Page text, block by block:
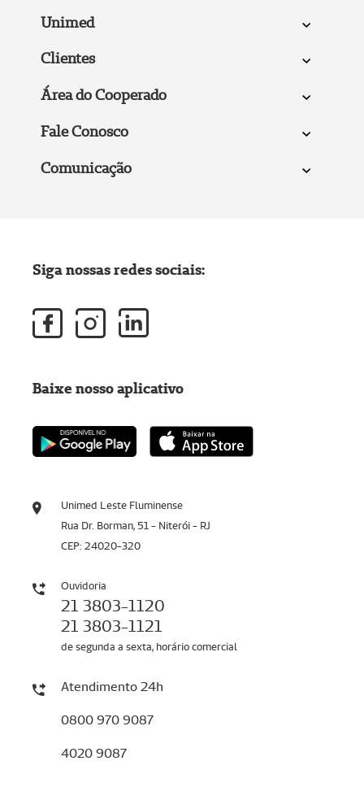
Unimed
Clientes
Área do Cooperado
Fale Conosco
Comunicação
Unimed Leste Fluminense
Rua Dr. Borman, 51 - Niterói - RJ
CEP: 24020-320
Ouvidoria
21 3803-1120
21 3803-1121
de segunda a sexta, horário comercial
Atendimento 24h
0800 970 9087
4020 9087
Siga nossas redes sociais:
Baixe nosso aplicativo